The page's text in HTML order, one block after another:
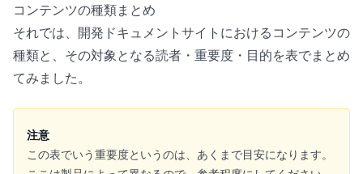
コンテンツの種類まとめ
それでは、開発ドキュメントサイトにおけるコンテンツの
種類と、その対象となる読者・重要度・目的を表でまとめ
てみました。
注意
この表でいう重要度というのは、あくまで目安になります。